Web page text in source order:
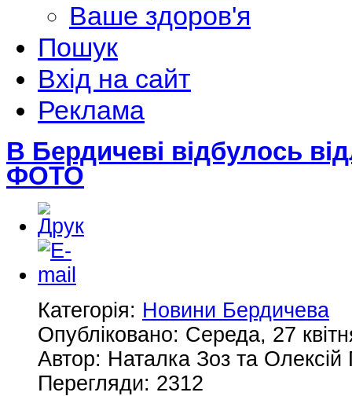
Ваше здоров'я
Пошук
Вхід на сайт
Реклама
В Бердичеві відбулось
ФОТО
Категорія: Новини Бердичева
Опубліковано: Середа, 27
Автор: Наталка Зоз та
Перегляди: 2312